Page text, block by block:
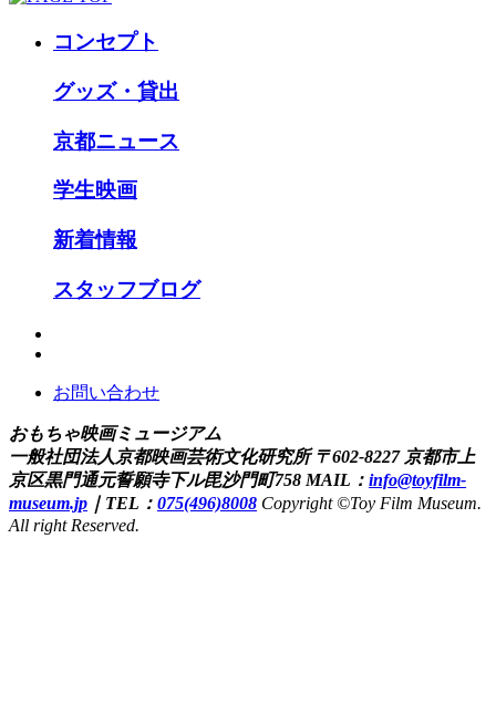
コンセプト
グッズ・貸出
京都ニュース
学生映画
新着情報
スタッフブログ
お問い合わせ
おもちゃ映画ミュージアム
一般社団法人京都映画芸術文化研究所 〒602-8227 京都市上
京区黒門通元誓願寺下ル毘沙門町758 MAIL： info@toyfilm-
museum.jp ｜ TEL： 075(496)8008 Copyright ©Toy Film Museum.
All right Reserved.